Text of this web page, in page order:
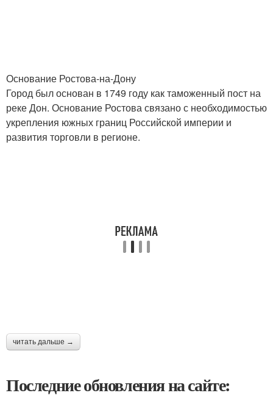
Основание Ростова-на-Дону
Город был основан в 1749 году как таможенный пост на
реке Дон. Основание Ростова связано с необходимостью
укрепления южных границ Российской империи и
развития торговли в регионе.
читать дальше →
Последние обновления на сайте: